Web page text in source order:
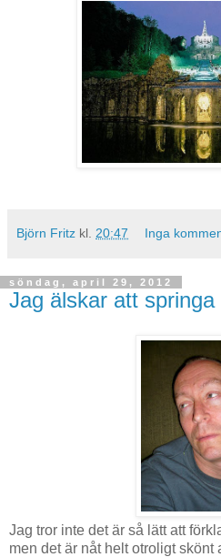
Björn Fritz kl. 20:47 Inga
söndag, april 29, 2012
Jag älskar att springa
Jag tror inte det är så lätt att
men det är nåt helt otroligt skönt